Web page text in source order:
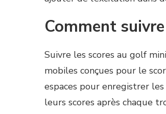
Comment
Suivre les scores au golf
mobiles conçues pour le
espaces pour enregistrer les
leurs scores après chaque